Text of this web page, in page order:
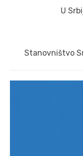
navigation
U
Next
Stanovništvo